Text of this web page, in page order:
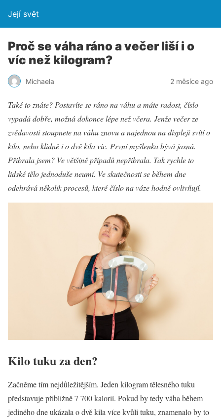
Její svět
Proč se váha ráno a večer liší i o
víc než kilogram?
Michaela 2 měsíce ago
Také to znáte? Postavíte se ráno na váhu a máte radost, číslo
vypadá dobře, možná dokonce lépe než včera. Jenže večer ze
zvědavosti stoupnete na váhu znovu a najednou na displeji svítí o
kilo, nebo klidně i o dvě kila víc. První myšlenka bývá jasná.
Přibrala jsem? Ve většině případů nepřibrala. Tak rychle to
lidské tělo jednoduše neumí. Ve skutečnosti se během dne
odehrává několik procesů, které číslo na váze hodně ovlivňují.
Kilo tuku za den?
Začněme tím nejdůležitějším. Jeden kilogram tělesného tuku
představuje přibližně 7 700 kalorií. Pokud by tedy váha během
jediného dne ukázala o dvě kila více kvůli tuku, znamenalo by to